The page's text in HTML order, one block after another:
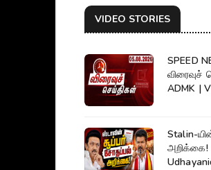
VIDEO STORIES
SPEED
விரைவுச்
ADMK |
Stalin-
அறிக்கை!